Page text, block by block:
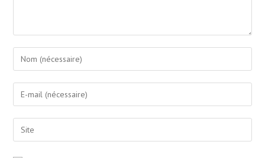
Enter
your
name
comment
Enter
your
email
address
Enter
your